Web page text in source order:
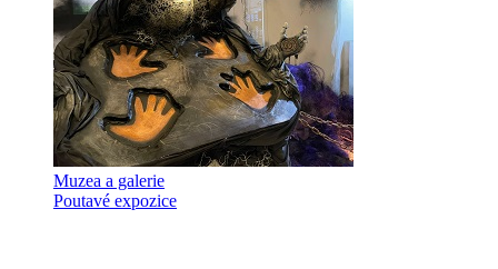
Muzea a galerie
Poutavé expozice